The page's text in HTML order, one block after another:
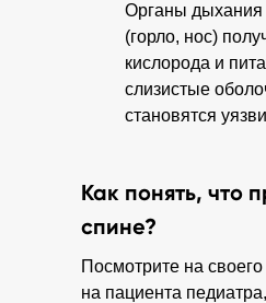
Органы
(горло, нос)
кислорода и
слизистые
становятся
Как понять, что
спине?
Посмотрите на
на пациента